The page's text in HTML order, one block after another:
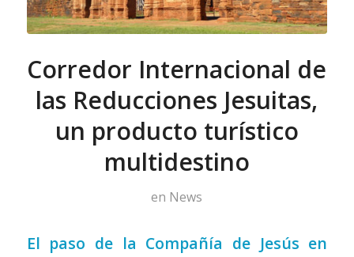
Corredor Internacional de
las Reducciones Jesuitas,
un producto turístico
multidestino
en News
El paso de la Compañía de Jesús en